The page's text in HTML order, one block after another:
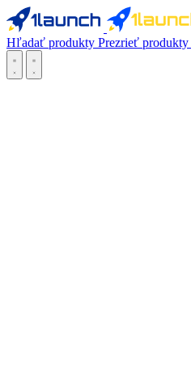
Hľadať produkty Prezrieť produkty